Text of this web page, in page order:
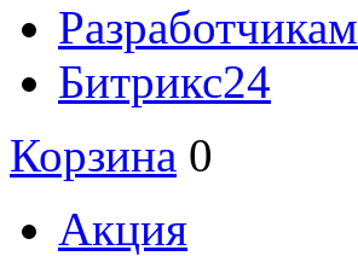
Разработчикам
Битрикс24
Корзина 0
Акция